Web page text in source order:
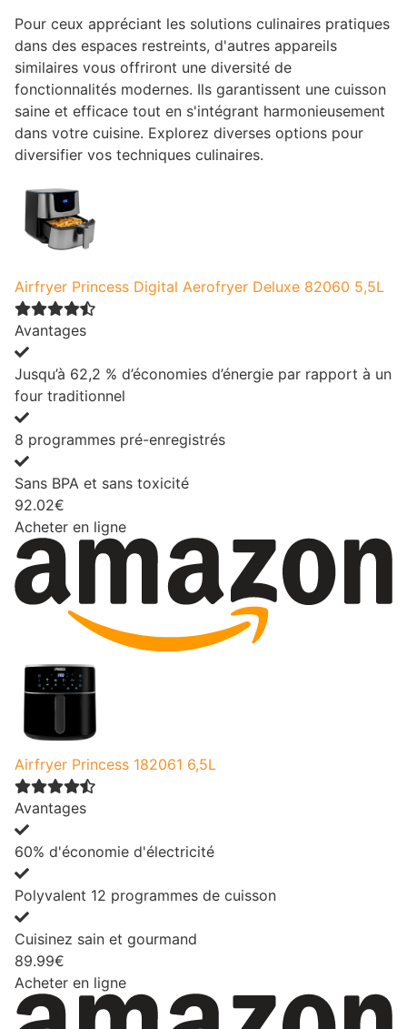
Pour ceux appréciant les solutions culinaires pratiques
dans des espaces restreints, d'autres appareils
similaires vous offriront une diversité de
fonctionnalités modernes. Ils garantissent une cuisson
saine et efficace tout en s'intégrant harmonieusement
dans votre cuisine. Explorez diverses options pour
diversifier vos techniques culinaires.
Airfryer Princess Digital Aerofryer Deluxe 82060 5,5L
Avantages
Jusqu’à 62,2 % d’économies d’énergie par rapport à un
four traditionnel
8 programmes pré-enregistrés
Sans BPA et sans toxicité
92.02€
Acheter en ligne
Airfryer Princess 182061 6,5L
Avantages
60% d'économie d'électricité
Polyvalent 12 programmes de cuisson
Cuisinez sain et gourmand
89.99€
Acheter en ligne